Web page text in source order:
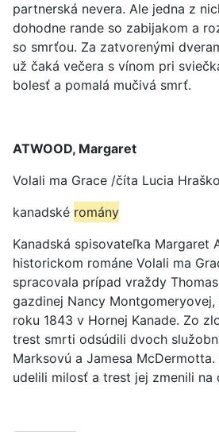
partnerská nevera. Ale jedna z
dohodne rande so zabijakom a
so smrťou. Za zatvorenými
už čaká večera s vínom pri
bolesť a pomalá mučivá smrť.
ATWOOD, Margaret
Volali ma Grace /číta Lucia
kanadské romány
Kanadská spisovateľka Margaret
historickom románe Volali ma
spracovala prípad vraždy
gazdinej Nancy
roku 1843 v Hornej Kanade. Zo
trest smrti odsúdili dvoch
Marksovú a Jamesa
udelili milosť a trest jej zmenili na